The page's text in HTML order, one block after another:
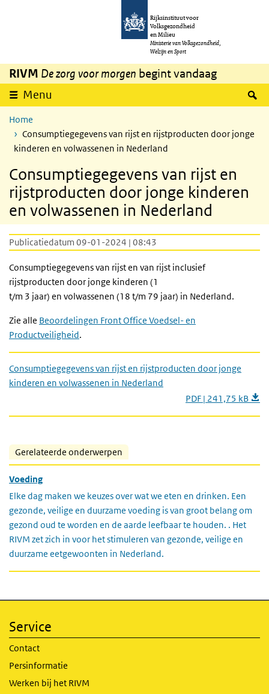
Overslaan en naar de inhoud gaan
Rijksinstituut voor
Volksgezondheid
en Milieu
Ministerie van Volksgezondheid,
Welzijn en Sport
RIVM De zorg voor morgen begint vandaag
Menu
Home
Consumptiegegevens van rijst en rijstproducten door jonge
kinderen en volwassenen in Nederland
Consumptiegegevens van rijst en
rijstproducten door jonge kinderen
en volwassenen in Nederland
Publicatiedatum 09-01-2024 | 08:43
Consumptiegegevens van rijst en van rijst inclusief
rijstproducten door jonge kinderen (1
t/m 3 jaar) en volwassenen (18 t/m 79 jaar) in Nederland.
Zie alle Beoordelingen Front Office Voedsel- en
Productveiligheid.
Consumptiegegevens van rijst en rijstproducten door jonge
kinderen en volwassenen in Nederland
PDF | 241,75 kB
Gerelateerde onderwerpen
Voeding
Elke dag maken we keuzes over wat we eten en drinken. Een
gezonde, veilige en duurzame voeding is van groot belang om
gezond oud te worden en de aarde leefbaar te houden. . Het
RIVM zet zich in voor het stimuleren van gezonde, veilige en
duurzame eetgewoonten in Nederland.
Service
Contact
Persinformatie
Werken bij het RIVM